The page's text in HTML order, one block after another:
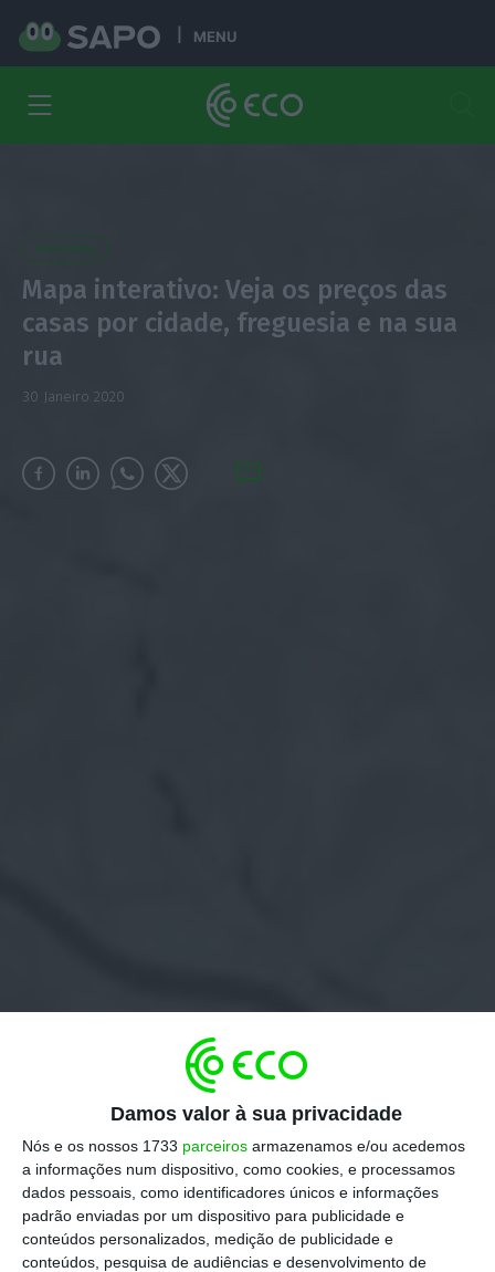
Damos valor à sua privacidade
Nós e os nossos 1733 parceiros armazenamos e/ou acedemos
a informações num dispositivo, como cookies, e processamos
dados pessoais, como identificadores únicos e informações
padrão enviadas por um dispositivo para publicidade e
conteúdos personalizados, medição de publicidade e
conteúdos, pesquisa de audiências e desenvolvimento de
MENU
Imobiliário
Mapa interativo: Veja os preços das
casas por cidade, freguesia e na sua
rua
30 Janeiro 2020